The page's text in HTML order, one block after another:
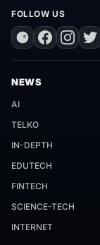
FOLLOW US
NEWS
AI
TELKO
IN-DEPTH
EDUTECH
FINTECH
SCIENCE-TECH
INTERNET